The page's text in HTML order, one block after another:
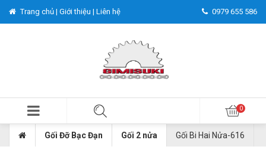
Trang chủ | Giới thiệu | Liên hệ 0979 655 586
Gối Đỡ Bạc Đạn Gối 2 nửa Gối Bi Hai Nửa-616